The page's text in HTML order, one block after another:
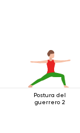
Postura del
guerrero 2